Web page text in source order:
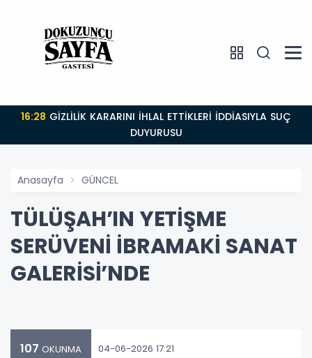
16:28
DUYURUSU
Anasayfa GÜNCEL
TÜLÜŞAH’IN YETİŞME
SERÜVENİ İBRAMAKİ SANAT
GALERİSİ’NDE
107 OKUNMA 04-06-2026 17:21